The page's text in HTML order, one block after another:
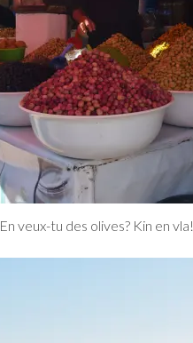
En veux-tu des olives? Kin en vla!